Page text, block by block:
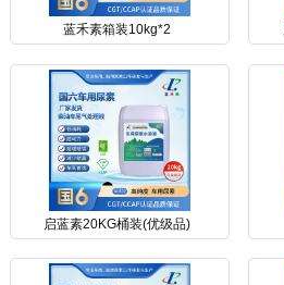
蓝禾素箱装10kg*2
启蓝素20KG桶装(优级品)